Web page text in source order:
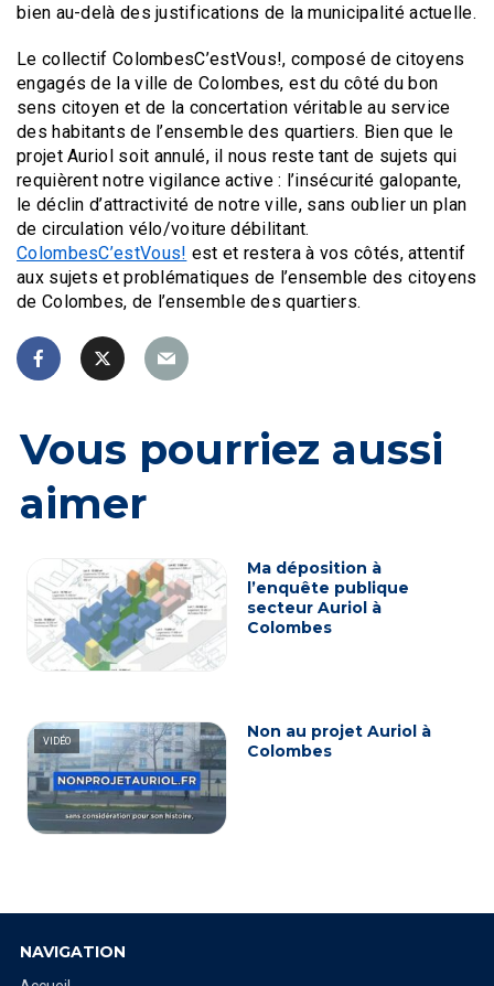
bien au-delà des justifications de la municipalité actuelle.
Le collectif ColombesC’estVous!, composé de citoyens
engagés de la ville de Colombes, est du côté du bon
sens citoyen et de la concertation véritable au service
des habitants de l’ensemble des quartiers. Bien que le
projet Auriol soit annulé, il nous reste tant de sujets qui
requièrent notre vigilance active : l’insécurité galopante,
le déclin d’attractivité de notre ville, sans oublier un plan
de circulation vélo/voiture débilitant.
ColombesC’estVous! est et restera à vos côtés, attentif
aux sujets et problématiques de l’ensemble des citoyens
de Colombes, de l’ensemble des quartiers.
Vous pourriez aussi
aimer
Ma déposition à
l’enquête publique
secteur Auriol à
Colombes
VIDÉO
Non au projet Auriol à
Colombes
NAVIGATION